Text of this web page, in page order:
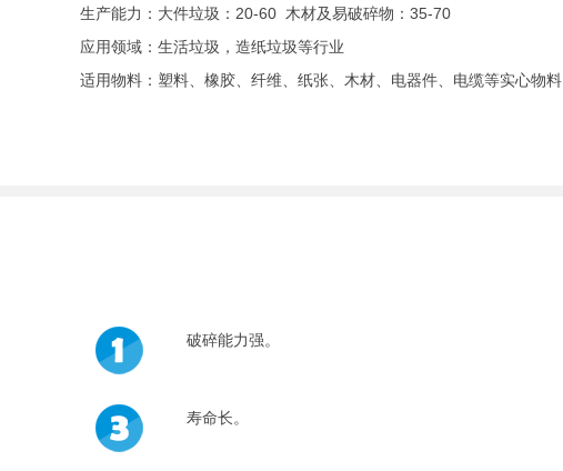
生产能力：大件垃圾：20-60 木材及易破碎物：35-70
应用领域：生活垃圾，造纸垃圾等行业
适用物料：塑料、橡胶、纤维、纸张、木材、电器件、电缆等实心物料
破碎能力强。
寿命长。